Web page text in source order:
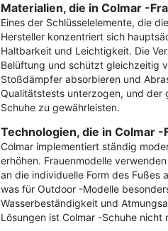
Materialien, die in Colmar -
Eines der Schlüsselelemente, die
Hersteller konzentriert sich
Haltbarkeit und Leichtigkeit. Die
Belüftung und schützt gleichzeitig
Stoßdämpfer absorbieren und
Qualitätstests unterzogen, und
Schuhe zu gewährleisten.
Technologien, die in Colmar
Colmar implementiert ständig
erhöhen. Frauenmodelle
an die individuelle Form des Fußes
was für Outdoor -Modelle
Wasserbeständigkeit und
Lösungen ist Colmar -Schuhe